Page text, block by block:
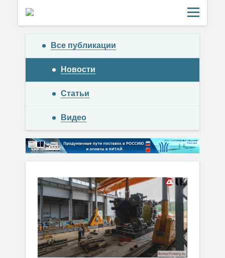
Все публикации
Новости
Статьи
Видео